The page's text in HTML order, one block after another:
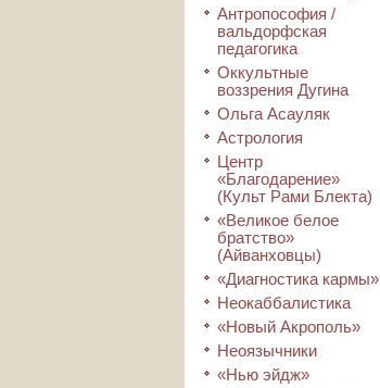
Антропософия /
вальдорфская
педагогика
Оккультные
воззрения Дугина
Ольга Асауляк
Астрология
Центр
«Благодарение»
(Культ Рами Блекта)
«Великое белое
братство»
(Айванховцы)
«Диагностика кармы»
Неокаббалистика
«Новый Акрополь»
Неоязычники
«Нью эйдж»